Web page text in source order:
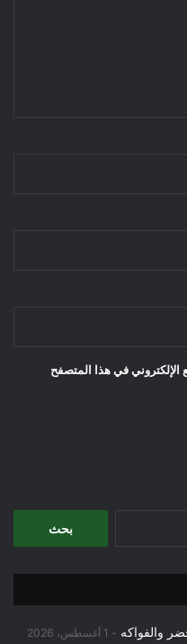
الإلكتروني في هذا المتصفح
والفواكه 1 أغسطس، 2026